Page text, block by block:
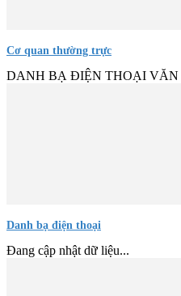
Cơ quan thường trực
DANH BẠ ĐIỆN THOẠI VĂN
Danh bạ điện thoại
Đang cập nhật dữ liệu...